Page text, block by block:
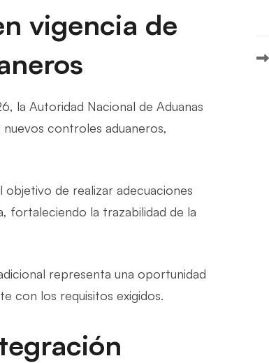
vigencia de
la Autoridad Nacional de Aduanas
controles aduaneros,
de realizar adecuaciones
fortaleciendo la trazabilidad de la
representa una oportunidad
con los requisitos exigidos.